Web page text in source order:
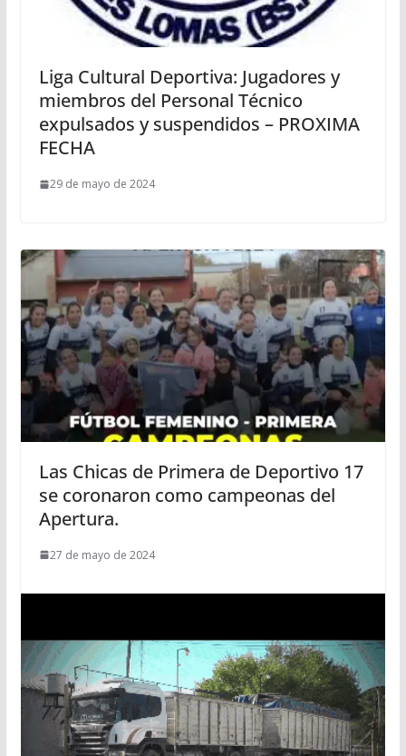
Liga Cultural Deportiva: Jugadores y
miembros del Personal Técnico
expulsados y suspendidos – PROXIMA
FECHA
29 de mayo de 2024
Las Chicas de Primera de Deportivo 17
se coronaron como campeonas del
Apertura.
27 de mayo de 2024